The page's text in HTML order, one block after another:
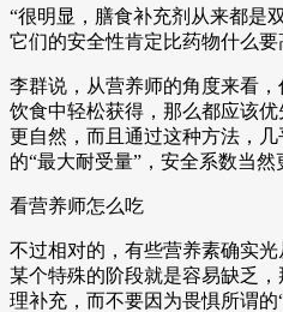
“很明显，膳食补充剂从来都是
它们的安全性肯定比药物什么要
李群说，从营养师的角度来看
饮食中轻松获得，那么都应该
更自然，而且通过这种方法，
的“最大耐受量”，安全系数当
看营养师怎么吃
不过相对的，有些营养素确实
某个特殊的阶段就是容易缺乏
理补充，而不要因为畏惧所谓的